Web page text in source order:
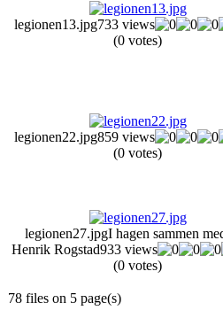
legionen13.jpg733 views
(0 votes)
legionen22.jpg859 views
(0 votes)
legionen27.jpgI hagen sammen
Henrik Rogstad933 views
(0 votes)
78 files on 5 page(s)